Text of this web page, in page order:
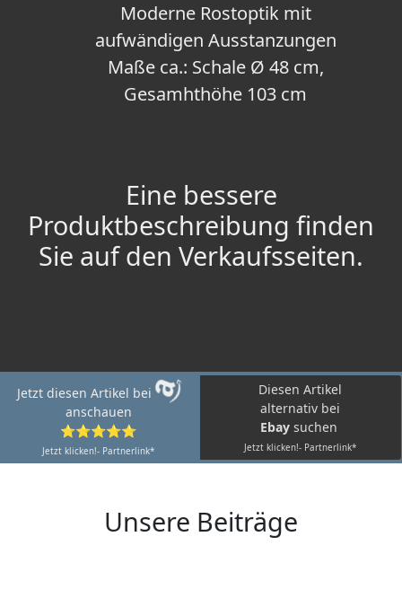
Moderne Rostoptik mit
aufwändigen Ausstanzungen
Maße ca.: Schale Ø 48 cm,
Gesamhthöhe 103 cm
Eine bessere
Produktbeschreibung finden
Sie auf den Verkaufsseiten.
Jetzt diesen Artikel bei
anschauen
⭐⭐⭐⭐⭐
Jetzt klicken!- Partnerlink*
Diesen Artikel
alternativ bei
Ebay suchen
Jetzt klicken!- Partnerlink*
Unsere Beiträge